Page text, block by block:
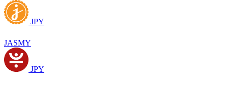
JPY
JASMY
JPY